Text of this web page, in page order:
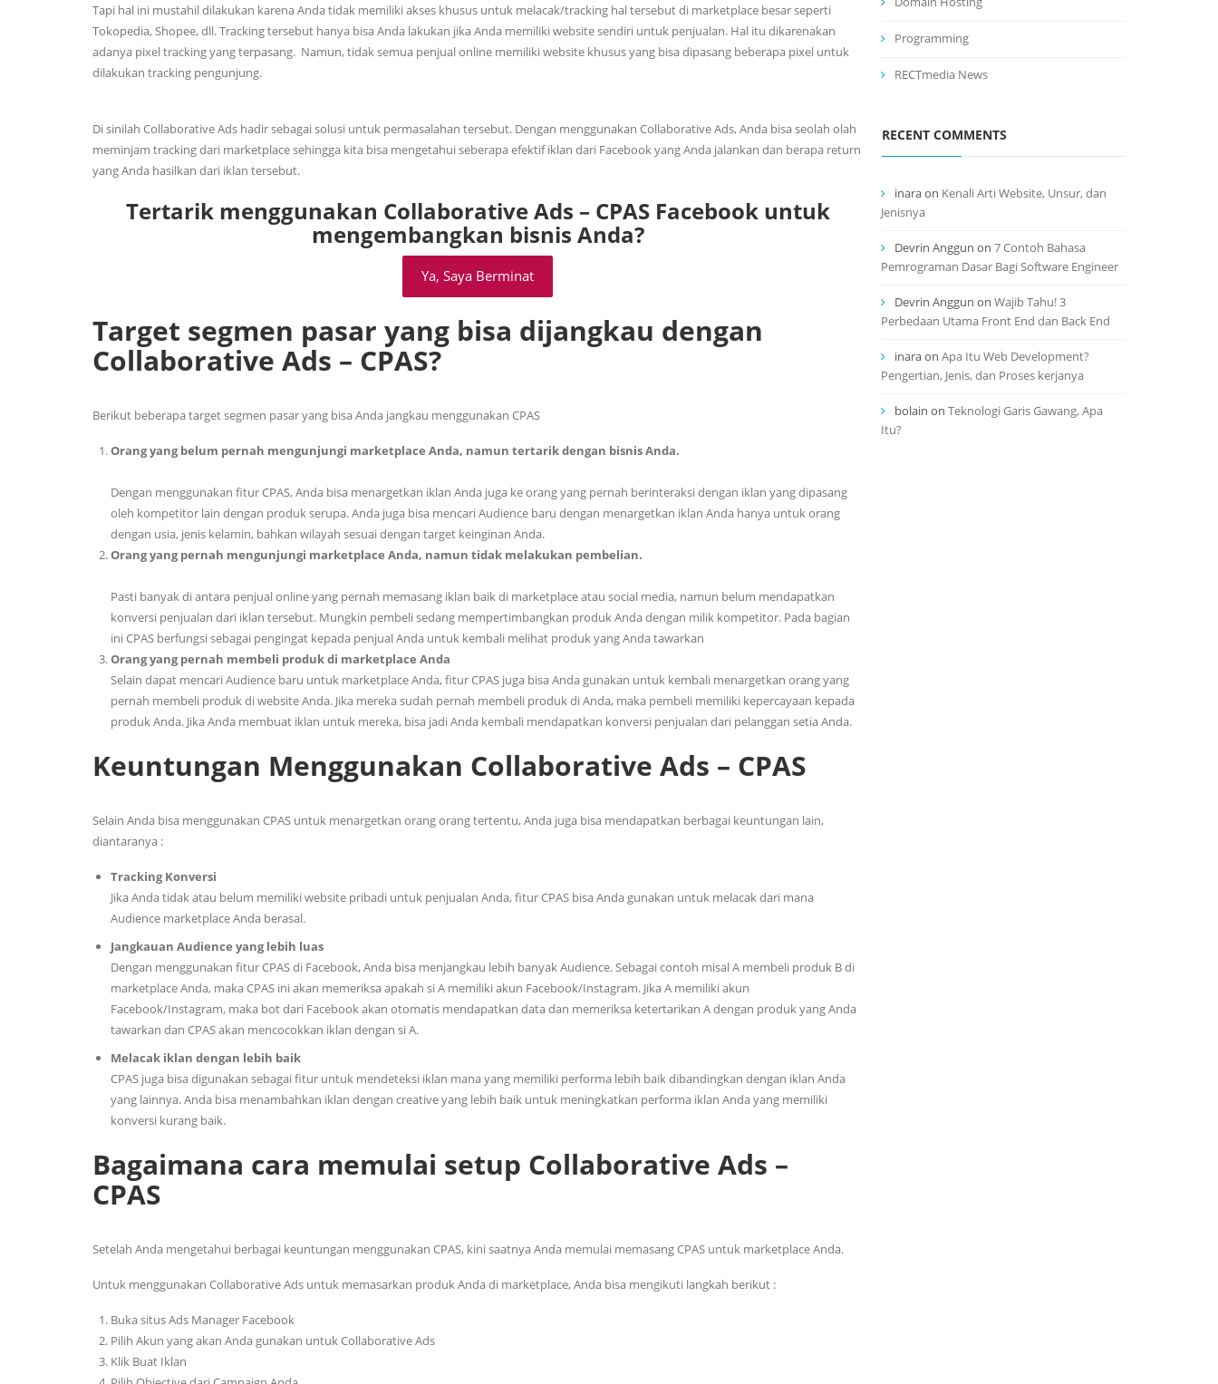
Tapi hal ini mustahil dilakukan karena Anda tidak memiliki akses khusus untuk melacak/tracking hal tersebut di marketplace besar seperti
Tokopedia, Shopee, dll. Tracking tersebut hanya bisa Anda lakukan jika Anda memiliki website sendiri untuk penjualan. Hal itu dikarenakan
adanya pixel tracking yang terpasang. Namun, tidak semua penjual online memiliki website khusus yang bisa dipasang beberapa pixel untuk
dilakukan tracking pengunjung.
Di sinilah Collaborative Ads hadir sebagai solusi untuk permasalahan tersebut. Dengan menggunakan Collaborative Ads, Anda bisa seolah olah
meminjam tracking dari marketplace sehingga kita bisa mengetahui seberapa efektif iklan dari Facebook yang Anda jalankan dan berapa return
yang Anda hasilkan dari iklan tersebut.
Tertarik menggunakan Collaborative Ads – CPAS Facebook untuk
mengembangkan bisnis Anda?
Ya, Saya Berminat
Target segmen pasar yang bisa dijangkau dengan
Collaborative Ads – CPAS?
Berikut beberapa target segmen pasar yang bisa Anda jangkau menggunakan CPAS
Orang yang belum pernah mengunjungi marketplace Anda, namun tertarik dengan bisnis Anda.
Dengan menggunakan fitur CPAS, Anda bisa menargetkan iklan Anda juga ke orang yang pernah berinteraksi dengan iklan yang dipasang
oleh kompetitor lain dengan produk serupa. Anda juga bisa mencari Audience baru dengan menargetkan iklan Anda hanya untuk orang
dengan usia, jenis kelamin, bahkan wilayah sesuai dengan target keinginan Anda.
Orang yang pernah mengunjungi marketplace Anda, namun tidak melakukan pembelian.
Pasti banyak di antara penjual online yang pernah memasang iklan baik di marketplace atau social media, namun belum mendapatkan
konversi penjualan dari iklan tersebut. Mungkin pembeli sedang mempertimbangkan produk Anda dengan milik kompetitor. Pada bagian
ini CPAS berfungsi sebagai pengingat kepada penjual Anda untuk kembali melihat produk yang Anda tawarkan
Orang yang pernah membeli produk di marketplace Anda
Selain dapat mencari Audience baru untuk marketplace Anda, fitur CPAS juga bisa Anda gunakan untuk kembali menargetkan orang yang
pernah membeli produk di website Anda. Jika mereka sudah pernah membeli produk di Anda, maka pembeli memiliki kepercayaan kepada
produk Anda. Jika Anda membuat iklan untuk mereka, bisa jadi Anda kembali mendapatkan konversi penjualan dari pelanggan setia Anda.
Keuntungan Menggunakan Collaborative Ads – CPAS
Selain Anda bisa menggunakan CPAS untuk menargetkan orang orang tertentu, Anda juga bisa mendapatkan berbagai keuntungan lain,
diantaranya :
Tracking Konversi
Jika Anda tidak atau belum memiliki website pribadi untuk penjualan Anda, fitur CPAS bisa Anda gunakan untuk melacak dari mana
Audience marketplace Anda berasal.
Jangkauan Audience yang lebih luas
Dengan menggunakan fitur CPAS di Facebook, Anda bisa menjangkau lebih banyak Audience. Sebagai contoh misal A membeli produk B di
marketplace Anda, maka CPAS ini akan memeriksa apakah si A memiliki akun Facebook/Instagram. Jika A memiliki akun
Facebook/Instagram, maka bot dari Facebook akan otomatis mendapatkan data dan memeriksa ketertarikan A dengan produk yang Anda
tawarkan dan CPAS akan mencocokkan iklan dengan si A.
Melacak iklan dengan lebih baik
CPAS juga bisa digunakan sebagai fitur untuk mendeteksi iklan mana yang memiliki performa lebih baik dibandingkan dengan iklan Anda
yang lainnya. Anda bisa menambahkan iklan dengan creative yang lebih baik untuk meningkatkan performa iklan Anda yang memiliki
konversi kurang baik.
Bagaimana cara memulai setup Collaborative Ads –
CPAS
Setelah Anda mengetahui berbagai keuntungan menggunakan CPAS, kini saatnya Anda memulai memasang CPAS untuk marketplace Anda.
Untuk menggunakan Collaborative Ads untuk memasarkan produk Anda di marketplace, Anda bisa mengikuti langkah berikut :
Buka situs Ads Manager Facebook
Pilih Akun yang akan Anda gunakan untuk Collaborative Ads
Klik Buat Iklan
Programming
RECTmedia News
RECENT COMMENTS
inaraon Kenali Arti Website, Unsur, dan
Jenisnya
Devrin Anggun on 7 Contoh Bahasa
Pemrograman Dasar Bagi Software Engineer
Devrin Anggun on Wajib Tahu! 3
Perbedaan Utama Front End dan Back End
inaraon Apa Itu Web Development?
Pengertian, Jenis, dan Proses kerjanya
bolain on Teknologi Garis Gawang, Apa
Itu?